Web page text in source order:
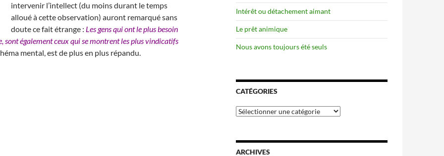
intervenir l’intellect (du moins durant le temps
alloué à cette observation) auront remarqué sans
doute ce fait étrange : Les gens qui ont le plus besoin
sont également ceux qui se montrent les plus vindicatifs
mental, est de plus en plus répandu.
Intérêt ou détachement aimant
Le prêt animique
Nous avons toujours été seuls
CATÉGORIES
Catégories
ARCHIVES